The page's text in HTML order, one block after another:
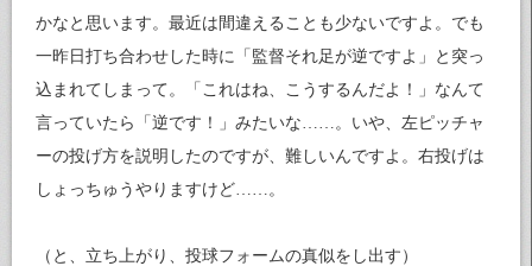
かなと思います。最近は間違えることも少ないですよ。でも
一昨日打ち合わせした時に「監督それ足が逆ですよ」と突っ
込まれてしまって。「これはね、こうするんだよ！」なんて
言っていたら「逆です！」みたいな……。いや、左ピッチャ
ーの投げ方を説明したのですが、難しいんですよ。右投げは
しょっちゅうやりますけど……。
（と、立ち上がり、投球フォームの真似をし出す）